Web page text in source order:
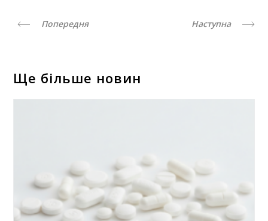
Попередня Наступна
Ще більше новин